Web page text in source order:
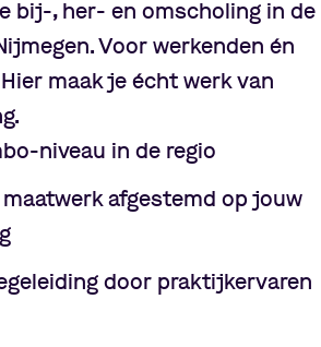
bij-, her- en omscholing in de
Voor werkenden én
maak je écht werk van
niveau in de regio
afgestemd op jouw
door praktijkervaren